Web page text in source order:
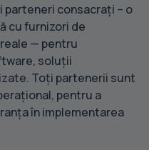
parteneri consacrați – o
cu furnizori de
— pentru
soluții
Toți partenerii sunt
pentru a
în implementarea